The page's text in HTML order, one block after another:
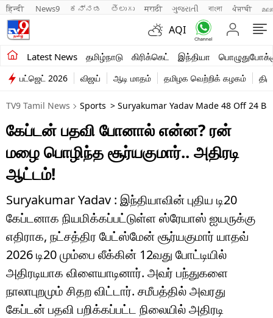
हिन्दी News9 ಕನ್ನಡ తెలుగు मराठी ગુજરાતી বাংলা ਪੰਜਾਬੀ
AQI
Latest News தமிழ்நாடு கிரிக்கெட் இந்தியா
சமீபத்திய செய்திகள்
தமிழ்நாடு
இந்தியா
உலகம்
விளையாட்டு
பொழுதுபோக்கு
லைஃப்ஸ்டைல்
வணிகம்
டெக்னாலஜி
ஆன்மீகம்
பட்ஜெட் 2026 விஜய் ஆடி மாதம் தமிழக வெற்றிக் கழகம்
TV9 Tamil News Sports > Suryakumar Yadav Made 48 Off 24
கேப்டன் பதவி போனால் என்ன? ரன்
மழை பொழிந்த சூர்யகுமார்.. அதிரடி
ஆட்டம்!
Suryakumar Yadav : இந்தியாவின் புதிய டி20
கேப்டனாக நியமிக்கப்பட்டுள்ள ஸ்ரேயாஸ் ஐயருக்கு
எதிராக, நட்சத்திர பேட்ஸ்மேன் சூர்யகுமார் யாதவ்
2026 டி20 மும்பை லீக்கின் 12வது போட்டியில்
அதிரடியாக விளையாடினார். அவர் பந்துகளை
நாலாபுறமும் சிதற விட்டார். சமீபத்தில் அவரது
கேப்டன் பதவி பறிக்கப்பட்ட நிலையில் அதிரடி